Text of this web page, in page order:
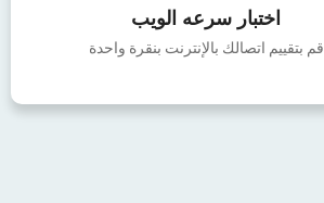
اختبار سرعه الويب
قم بتقييم اتصالك بالإنترنت بنقرة واحدة